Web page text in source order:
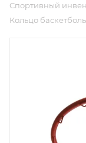
Спортивный
Кольцо